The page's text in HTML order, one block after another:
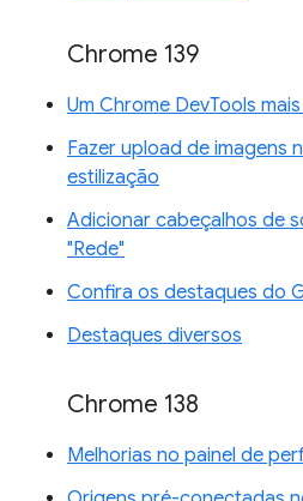
Chrome 139
Um Chrome DevTools
Fazer upload de imagens
estilização
Adicionar cabeçalhos de
"Rede"
Confira os destaques do
Destaques diversos
Chrome 138
Melhorias no painel de